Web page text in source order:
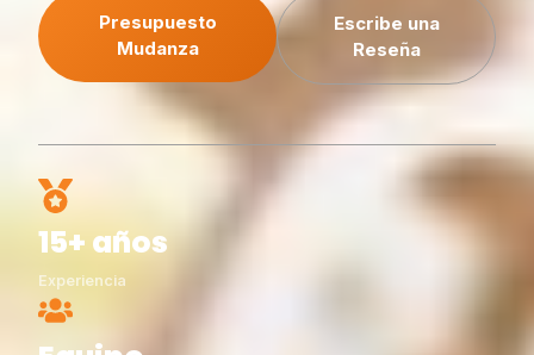
Presupuesto
Mudanza
Escribe una
Reseña
15+ años
Experiencia